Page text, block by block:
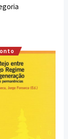
€.
O
preço
atual
é:
13,50 €.